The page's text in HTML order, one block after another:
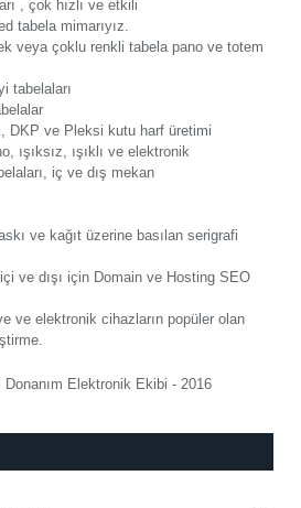
, çok hızlı ve etkili
tabela mimarıyız.
veya çoklu renkli tabela pano ve totem
tabelaları
DKP ve Pleksi kutu harf üretimi
ışıksız, ışıklı ve elektronik
iç ve dış mekan
ve kağıt üzerine basılan serigrafi
ve dışı için Domain ve Hosting SEO
ve elektronik cihazların popüler olan
Donanım Elektronik Ekibi - 2016